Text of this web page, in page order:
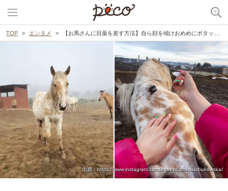
TOP エンタメ 【お馬さんに目薬を差す方法】自ら顔を傾けおめめにポタッ…。信頼が無くてはできない貴重な瞬間！
出典 : https://www.instagram.com/equestriankasiabukowska/